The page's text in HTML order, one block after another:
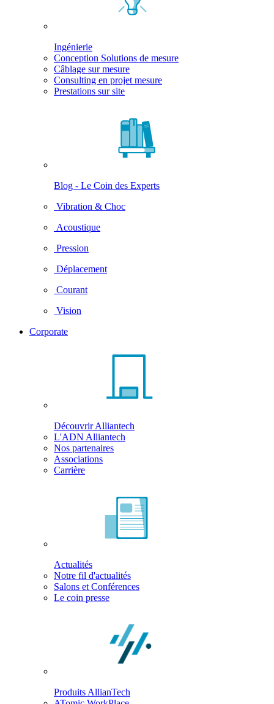
Ingénierie
Conception Solutions de mesure
Câblage sur mesure
Consulting en projet mesure
Prestations sur site
Blog - Le Coin des Experts
Vibration & Choc
Acoustique
Pression
Déplacement
Courant
Vision
Corporate
Découvrir Alliantech
L'ADN Alliantech
Nos partenaires
Associations
Carrière
Actualités
Notre fil d'actualités
Salons et Conférences
Le coin presse
Produits AllianTech